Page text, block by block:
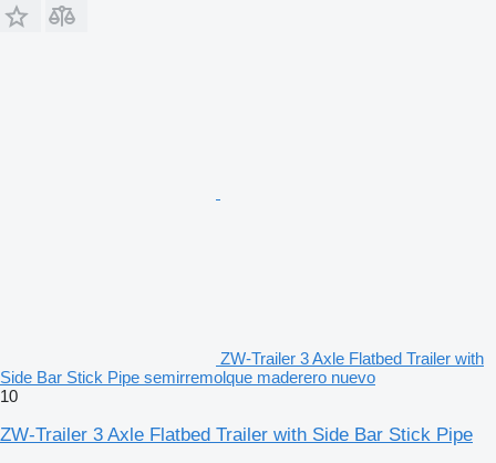
ZW-Trailer 3 Axle Flatbed Trailer with
Side Bar Stick Pipe semirremolque maderero nuevo
10
ZW-Trailer 3 Axle Flatbed Trailer with Side Bar Stick Pipe